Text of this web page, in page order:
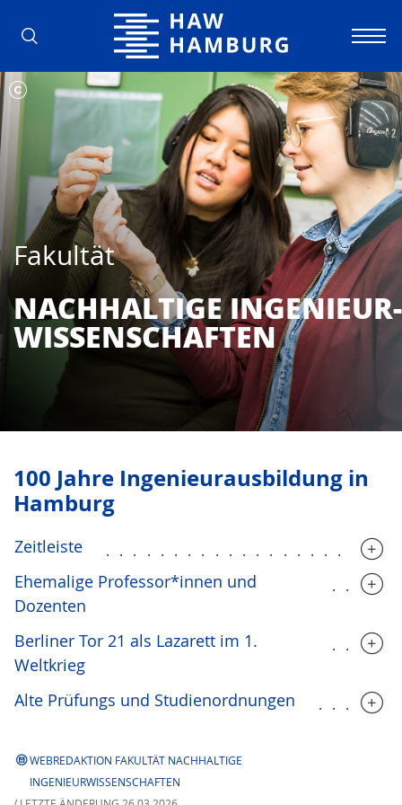
Hochschule für Angewandte
Fakultät
NACH­HAL­TIGE INGENIEUR­
WISSENSCHAFTEN
100 Jahre Ingenieurausbildung in
Hamburg
Zeitleiste
Ehemalige Professor*innen und
Dozenten
Berliner Tor 21 als Lazarett im 1.
Weltkrieg
Alte Prüfungs und Studienordnungen
WEBREDAKTION FAKULTÄT NACHHALTIGE
INGENIEURWISSENSCHAFTEN